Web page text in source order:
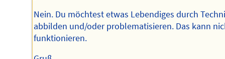
Nein. Du möchtest etwas Lebendiges durch
abbilden und/oder problematisieren. Das kann
funktionieren.